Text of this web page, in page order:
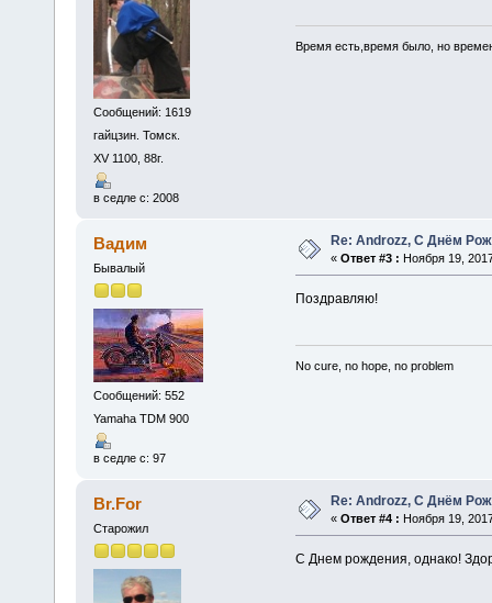
Сообщений: 1619
гайцзин. Томск.
XV 1100, 88г.
в седле с: 2008
Время есть,время было, но
Вадим
Бывалый
Сообщений: 552
Yamaha TDM 900
в седле с: 97
Re: Androzz, С Днём
« Ответ #3 : Ноября 19,
Поздравляю!
No cure, no hope, no problem
Br.For
Старожил
Re: Androzz, С Днём
« Ответ #4 : Ноября 19,
С Днем рождения, однако!